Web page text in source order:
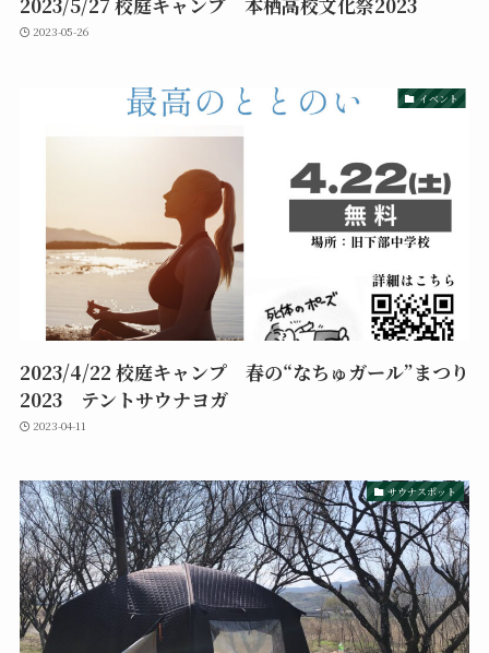
2023-05-26
イベント
2023/4/22 校庭キャンプ 春の“なちゅガール”まつり
2023 テントサウナヨガ
2023-04-11
サウナスポット